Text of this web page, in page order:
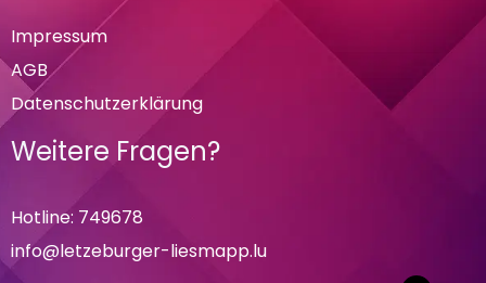
Impressum
AGB
Datenschutzerklärung
Weitere Fragen?
Hotline: 749678
info@letzeburger-liesmapp.lu